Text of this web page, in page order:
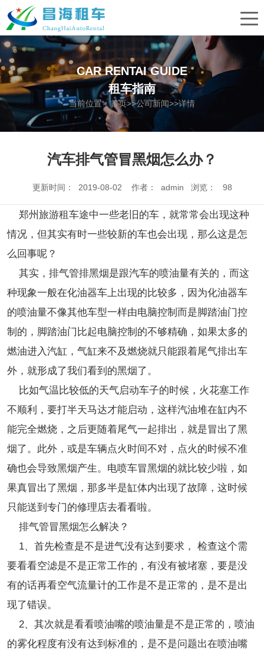
CAR RENTAI GUIDE
租车指南
当前位置：首页>>公司新闻>>详情
汽车排气管冒黑烟怎么办？
更新时间： 2019-08-02 作者： admin 浏览： 98
郑州旅游租车途中一些老旧的车，就常常会出现这种
情况，但其实有时一些较新的车也会出现，那么这是怎
么回事呢？
其实，排气管排黑烟是跟汽车的喷油量有关的，而这
种现象一般在化油器车上出现的比较多，因为化油器车
的喷油量不像其他车型一样由电脑控制而是脚踏油门控
制的，脚踏油门比起电脑控制的不够精确，如果太多的
燃油进入汽缸，气缸来不及燃烧就只能跟着尾气排出车
外，就形成了我们看到的黑烟了。
比如气温比较低的天气启动车子的时候，火花塞工作
不顺利，要打半天马达才能启动，这样汽油堆在缸内不
能完全燃烧，之后更随着尾气一起排出，就是冒出了黑
烟了。此外，或是车辆点火时间不对，点火的时候不准
确也会导致黑烟产生。电喷车冒黑烟的就比较少啦，如
果真冒出了黑烟，那多半是缸体内出现了故障，这时候
只能送到专门的修理店去看看啦。
排气管冒黑烟怎么解决？
1、首先检查是不是进气没有达到要求， 检查这个需
要看看空滤是不是正常工作的，有没有被堵塞，要是没
有的话再看空气流量计的工作是不是正常的，是不是出
现了错误。
2、其次就是看看喷油嘴的喷油量是不是正常的，喷油
的雾化程度有没有达到标准的，是不是问题出在喷油嘴